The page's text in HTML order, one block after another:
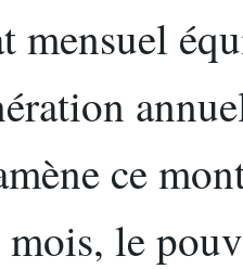
mensuel
ce
mois, le